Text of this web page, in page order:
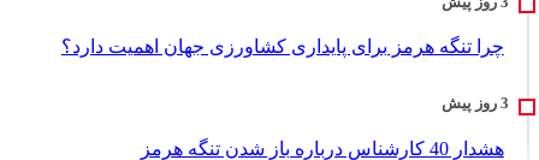
چرا تنگه هرمز برای پایداری کشاورزی جهان اهمیت دارد؟
هشدار 40 کارشناس درباره باز شدن تنگه هرمز